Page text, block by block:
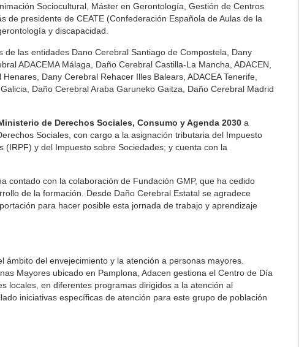
Sociocultural, Máster en Gerontología, Gestión de Centros
de presidente de CEATE (Confederación Española de Aulas de la
y discapacidad.
las entidades Dano Cerebral Santiago de Compostela, Dany
ADACEMA Málaga, Daño Cerebral Castilla-La Mancha, ADACEN,
Dany Cerebral Rehacer Illes Balears, ADACEA Tenerife,
Daño Cerebral Araba Garuneko Gaitza, Daño Cerebral Madrid
de Derechos Sociales, Consumo y Agenda 2030 a
Sociales, con cargo a la asignación tributaria del Impuesto
(IRPF) y del Impuesto sobre Sociedades; y cuenta con la
contado con la colaboración de Fundación GMP, que ha cedido
de la formación. Desde Daño Cerebral Estatal se agradece
para hacer posible esta jornada de trabajo y aprendizaje
ámbito del envejecimiento y la atención a personas mayores.
Mayores ubicado en Pamplona, Adacen gestiona el Centro de Día
locales, en diferentes programas dirigidos a la atención al
iniciativas específicas de atención para este grupo de población